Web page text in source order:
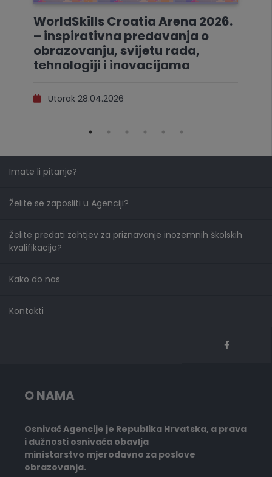
WorldSkills Croatia Arena 2026.
– inspirativna predavanja o
obrazovanju, svijetu rada,
tehnologiji i inovacijama
Utorak 28.04.2026
Imate li pitanje?
Želite se zaposliti u Agenciji?
Želite predati zahtjev za priznavanje inozemnih školskih
kvalifikacija?
Kako do nas
Kontakti
O NAMA
Osnivač Agencije je Republika Hrvatska, a prava
i dužnosti osnivača obavlja
ministarstvo mjerodavno za poslove
obrazovanja.